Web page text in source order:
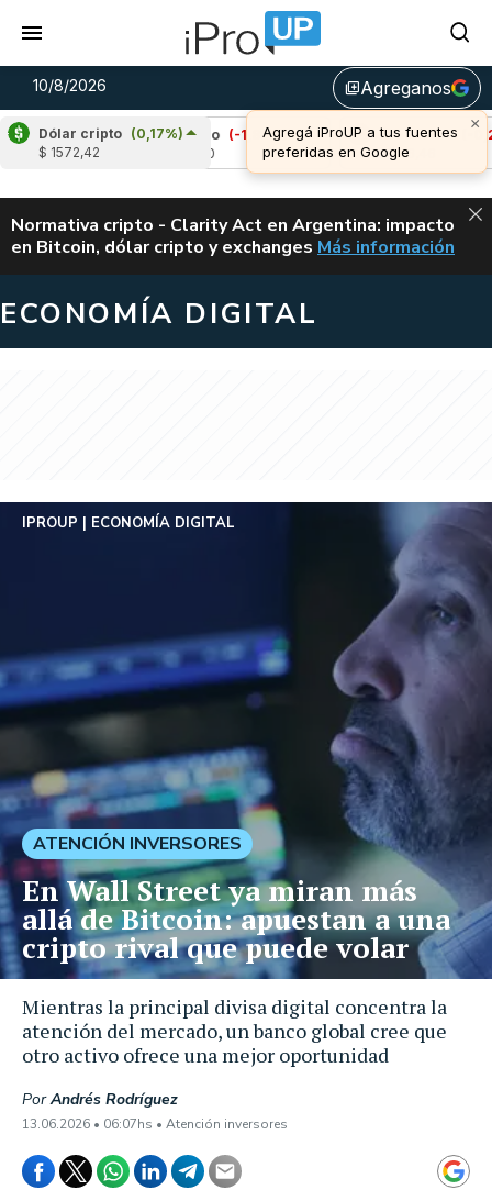
10/8/2026 library_addAgreganos
Dólar cripto (0,17%)
$ 1572,42
Cardano
(-1,88%)
Avalanche (-0,20%)
u$s 6,46
ALERTA
Normativa cripto - Clarity Act en Argentina: impacto
en Bitcoin, dólar cripto y exchanges CLARITY ACT EN
Más información
ECONOMÍA DIGITAL
Mientras la principal divisa digital concentra la
atención del mercado, un banco global cree que
otro activo ofrece una mejor oportunidad
IPROUP ECONOMÍA DIGITAL
PorAndrés Rodríguez
13.06.2026 • 06:07hs • Atención inversores
ATENCIÓN INVERSORES
En Wall Street ya miran más
allá de Bitcoin: apuestan a una
cripto rival que puede volar